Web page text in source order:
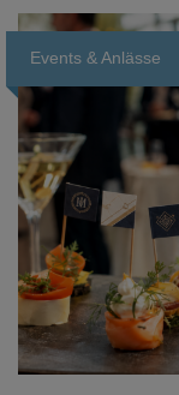
Events & Anlässe